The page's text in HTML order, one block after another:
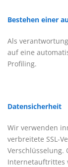
Bestehen einer
Als
auf eine
Profiling.
Datensicherheit
Wir verwenden
verbreitete SSL-
Verschlüsselung.
Internetauftrittes